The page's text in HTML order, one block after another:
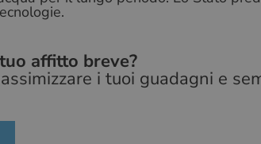
affitto breve?
i tuoi guadagni e
dell'utente per i widget di chat sul